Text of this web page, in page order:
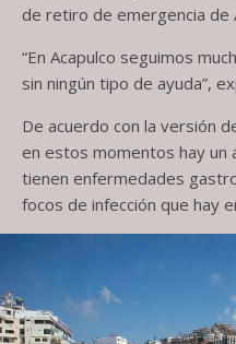
de retiro de emergencia de
“En Acapulco seguimos
sin ningún tipo de ayuda”,
De acuerdo con la versión
en estos momentos hay un
tienen enfermedades
focos de infección que hay